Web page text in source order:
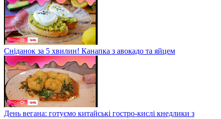
Сніданок за 5 хвилин! Канапка з авокадо та яйцем
День вегана: готуємо китайські гостро-кислі кнедлики з